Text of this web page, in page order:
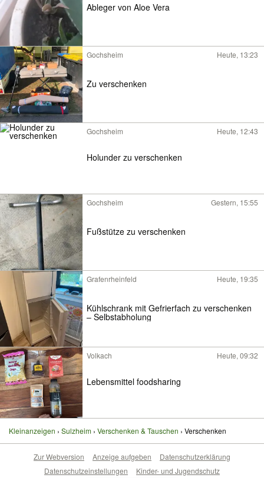
Ableger von Aloe Vera
Gochsheim Heute, 13:23
Zu verschenken
Gochsheim Heute, 12:43
Holunder zu verschenken
Gochsheim Gestern, 15:55
Fußstütze zu verschenken
Grafenrheinfeld Heute, 19:35
Kühlschrank mit Gefrierfach zu verschenken
– Selbstabholung
Volkach Heute, 09:32
Lebensmittel foodsharing
Kleinanzeigen Sulzheim Verschenken & Tauschen Verschenken
Zur Webversion Anzeige aufgeben
Datenschutzerklärung
Datenschutzeinstellungen
Kinder- und Jugendschutz